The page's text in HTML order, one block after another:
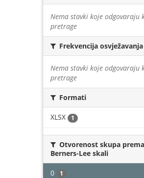
Nema stavki koje
pretrage
Frekvencija
Nema stavki koje
pretrage
Formati
XLSX 1
Otvorenost skupa
Berners-Lee skali
0 1